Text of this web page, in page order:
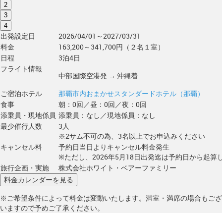
2
3
4
出発設定日
2026/04/01～2027/03/31
料金
163,200～341,700円（２名１室）
日程
3泊4日
フライト情報
中部国際空港発 → 沖縄着
ご宿泊ホテル
那覇市内おまかせスタンダードホテル（那覇）
食事
朝：0回／昼：0回／夜：0回
添乗員・現地係員 添乗員：なし／現地係員：なし
最少催行人数
3人
※2サム不可の為、3名以上でお申込みください
キャンセル料
予約日当日よりキャンセル料金発生
※ただし、2026年5月18日出発迄は予約日から起算
旅行企画・実施
株式会社ホワイト・ベアーファミリー
※ご希望条件によって料金は変動いたします。満室・満席の場合もござ
いますので予めご了承ください。